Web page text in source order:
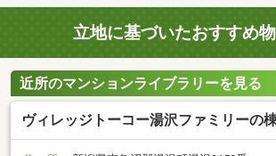
立地に基づいたおすすめ
近所のマンションライブラリーを見る
ヴィレッジトーコー湯沢ファミリーの